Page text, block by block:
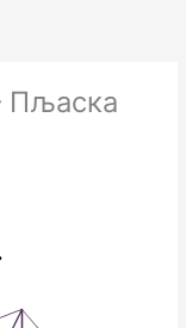
Пљаска